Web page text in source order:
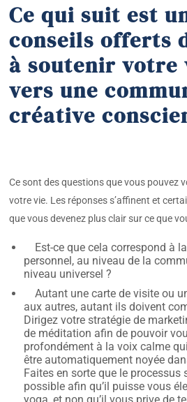
Ce qui suit est
conseils offerts
à soutenir votre
vers une
créative
Ce sont des questions que vous pouvez
votre vie. Les réponses s’affinent et
que vous devenez plus clair sur ce que
Est-ce que cela correspond à
personnel, au niveau de la
niveau universel ?
Autant une carte de visite ou
aux autres, autant ils doivent
Dirigez votre stratégie de
de méditation afin de pouvoir
profondément à la voix calme
être automatiquement noyée
Faites en sorte que le
possible afin qu’il puisse vous